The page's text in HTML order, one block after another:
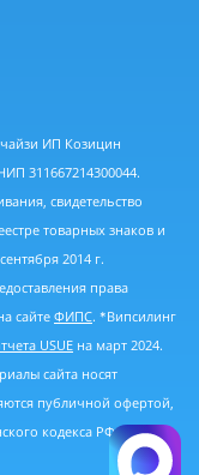
ИП Козицин
311667214300044.
свидетельство
товарных знаков и
2014 г.
права
сайте ФИПС. *Випсилинг
USUE на март 2024.
сайта носят
публичной офертой,
кодекса РФ.